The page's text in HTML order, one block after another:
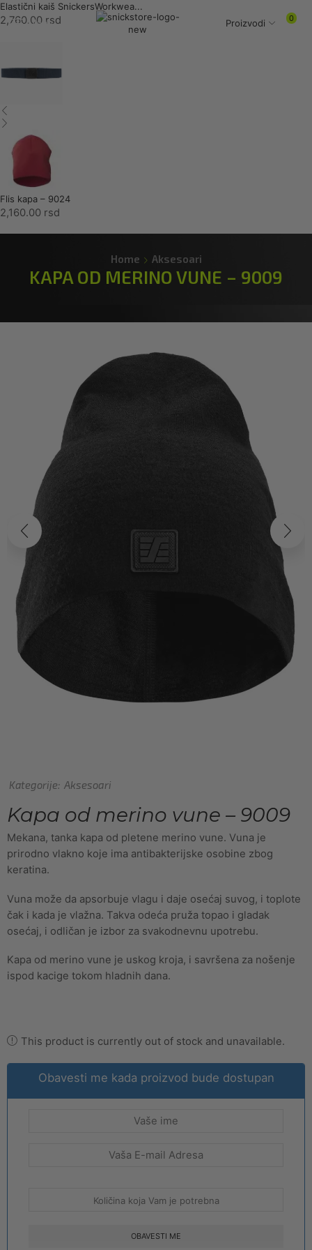
Menu Proizvodi 0
Elastični kaiš SnickersWorkwea...
2,760.00 rsd
Flis kapa – 9024
2,160.00 rsd
Home Aksesoari
KAPA OD MERINO VUNE – 9009
Kategorije: Aksesoari
Kapa od merino vune – 9009
Mekana, tanka kapa od pletene merino vune. Vuna je
prirodno vlakno koje ima antibakterijske osobine zbog
keratina.
Vuna može da apsorbuje vlagu i daje osećaj suvog, i toplote
čak i kada je vlažna. Takva odeća pruža topao i gladak
osećaj, i odličan je izbor za svakodnevnu upotrebu.
Kapa od merino vune je uskog kroja, i savršena za nošenje
ispod kacige tokom hladnih dana.
This product is currently out of stock and unavailable.
Obavesti me kada proizvod bude dostupan